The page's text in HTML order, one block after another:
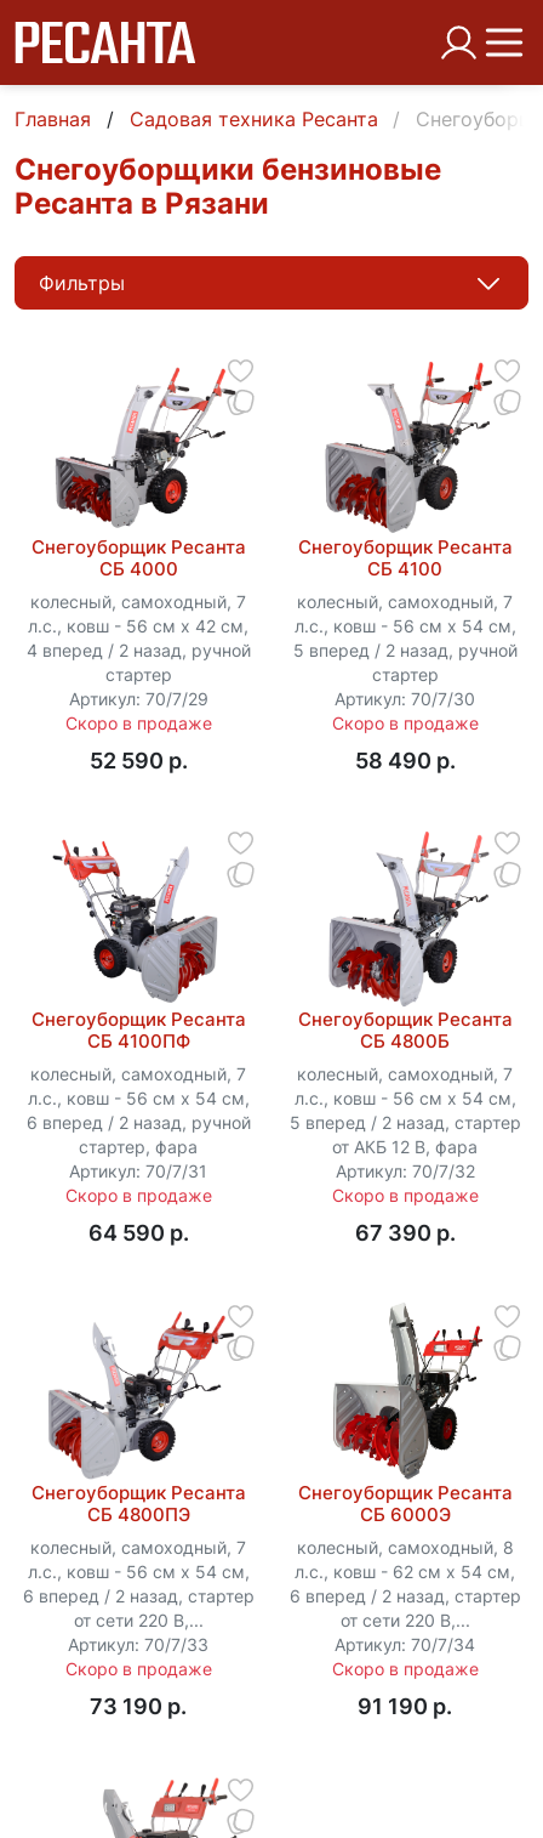
Главная Садовая техника Ресанта
Снегоуборщики бензиновые
Ресанта в Рязани
Фильтры
Снегоуборщик Ресанта
СБ 4000
колесный, самоходный, 7
л.с., ковш - 56 см x 42 см,
4 вперед / 2 назад, ручной
стартер
Артикул: 70/7/29
Скоро в продаже
52 590 p.
Снегоуборщик Ресанта
СБ 4100
колесный, самоходный, 7
л.с., ковш - 56 см x 54 см,
5 вперед / 2 назад, ручной
стартер
Артикул: 70/7/30
Скоро в продаже
58 490 p.
Снегоуборщик Ресанта
СБ 4100ПФ
колесный, самоходный, 7
л.с., ковш - 56 см x 54 см,
6 вперед / 2 назад, ручной
стартер, фара
Артикул: 70/7/31
Скоро в продаже
64 590 p.
Снегоуборщик Ресанта
СБ 4800Б
колесный, самоходный, 7
л.с., ковш - 56 см x 54 см,
5 вперед / 2 назад, стартер
от АКБ 12 В, фара
Артикул: 70/7/32
Скоро в продаже
67 390 p.
Снегоуборщик Ресанта
СБ 4800ПЭ
колесный, самоходный, 7
л.с., ковш - 56 см x 54 см,
6 вперед / 2 назад, стартер
от сети 220 В,...
Артикул: 70/7/33
Скоро в продаже
73 190 p.
Снегоуборщик Ресанта
СБ 6000Э
колесный, самоходный, 8
л.с., ковш - 62 см x 54 см,
6 вперед / 2 назад, стартер
от сети 220 В,...
Артикул: 70/7/34
Скоро в продаже
91 190 p.